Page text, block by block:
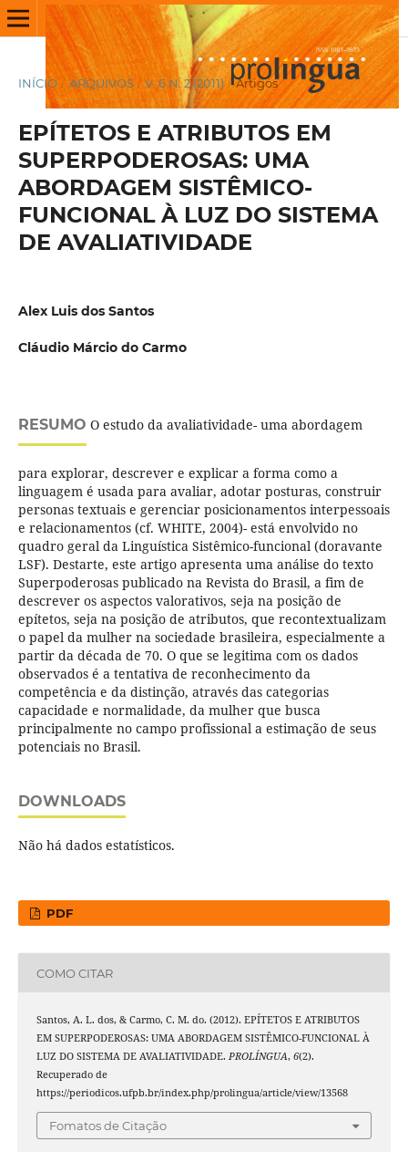
INÍCIO / ARQUIVOS / V. 6 N. 2 (2011) / Artigos
EPÍTETOS E ATRIBUTOS EM
SUPERPODEROSAS: UMA
ABORDAGEM SISTÊMICO-
FUNCIONAL À LUZ DO SISTEMA
DE AVALIATIVIDADE
Alex Luis dos Santos
Cláudio Márcio do Carmo
RESUMO O estudo da avaliatividade- uma abordagem
para explorar, descrever e explicar a forma como a
linguagem é usada para avaliar, adotar posturas, construir
personas textuais e gerenciar posicionamentos interpessoais
e relacionamentos (cf. WHITE, 2004)- está envolvido no
quadro geral da Linguística Sistêmico-funcional (doravante
LSF). Destarte, este artigo apresenta uma análise do texto
Superpoderosas publicado na Revista do Brasil, a fim de
descrever os aspectos valorativos, seja na posição de
epítetos, seja na posição de atributos, que recontextualizam
o papel da mulher na sociedade brasileira, especialmente a
partir da década de 70. O que se legitima com os dados
observados é a tentativa de reconhecimento da
competência e da distinção, através das categorias
capacidade e normalidade, da mulher que busca
principalmente no campo profissional a estimação de seus
potenciais no Brasil.
DOWNLOADS
Não há dados estatísticos.
PDF
COMO CITAR
Santos, A. L. dos, & Carmo, C. M. do. (2012). EPÍTETOS E ATRIBUTOS
EM SUPERPODEROSAS: UMA ABORDAGEM SISTÊMICO-FUNCIONAL À
LUZ DO SISTEMA DE AVALIATIVIDADE. PROLÍNGUA, 6(2).
Recuperado de
https://periodicos.ufpb.br/index.php/prolingua/article/view/13568
Fomatos de Citação